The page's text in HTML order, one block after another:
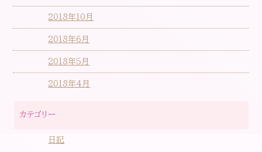
2018年10月
2018年6月
2018年5月
2018年4月
カテゴリー
日記